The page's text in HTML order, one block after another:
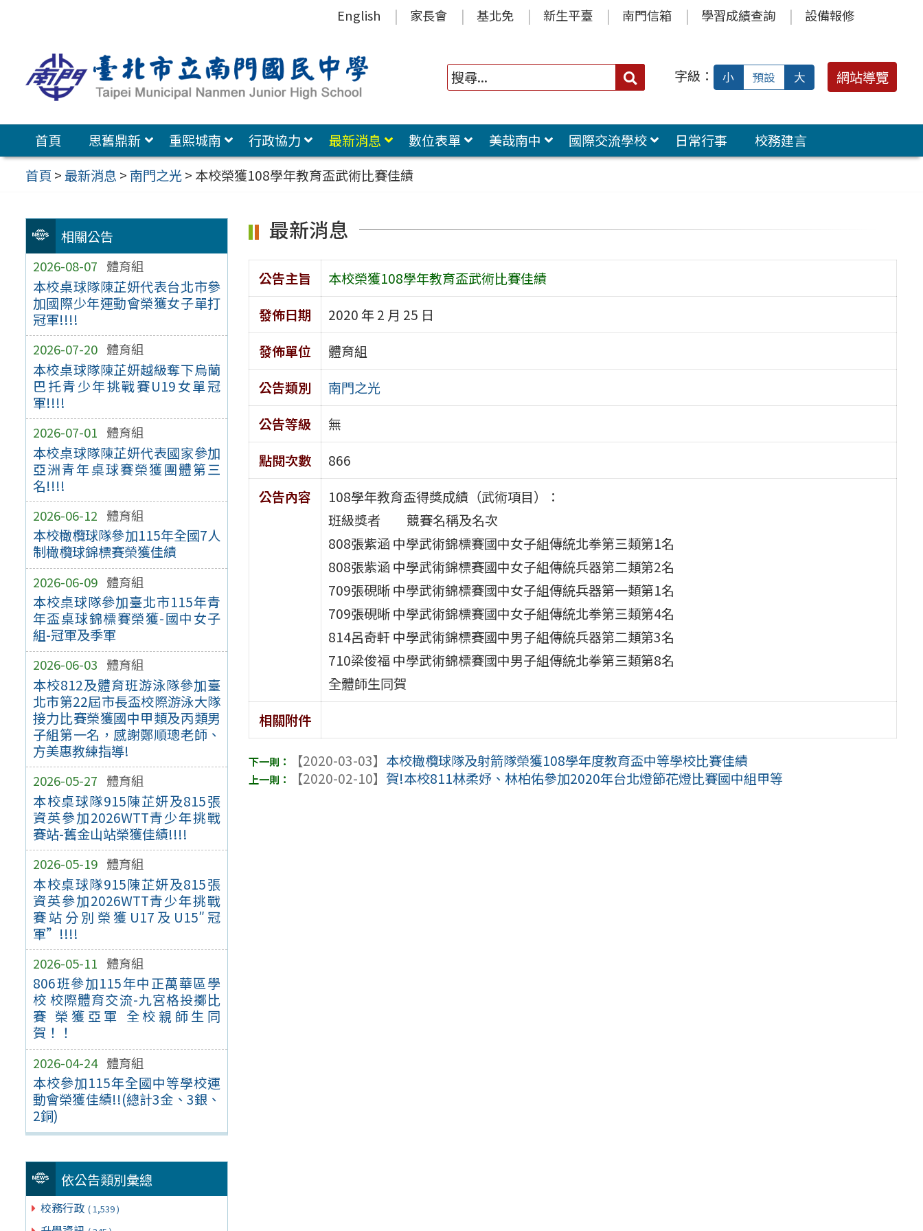
容
區
English 家長會 基北免 新生平臺 南門信箱 學習成績查詢 設備報修
搜
字級： 小 預設 大 網站導覽
首頁 思舊鼎新 重熙城南 行政協力 最新消息 數位表單 美哉南中 國際交流學校 日常行事
校務建言
首頁 >最新消息 >南門之光> 本校榮獲108學年教育盃武術比賽佳績
相關公告
2026-08-07 體育組
本校桌球隊陳芷妍代表台北市參
加國際少年運動會榮獲女子單打
冠軍!!!!
2026-07-20 體育組
本校桌球隊陳芷妍越級奪下烏蘭
巴托青少年挑戰賽U19女單冠
軍!!!!
2026-07-01 體育組
本校桌球隊陳芷妍代表國家參加
亞洲青年桌球賽榮獲團體第三
名!!!!
2026-06-12 體育組
本校橄欖球隊參加115年全國7人
制橄欖球錦標賽榮獲佳績
2026-06-09 體育組
本校桌球隊參加臺北市115年青
年盃桌球錦標賽榮獲-國中女子
組-冠軍及季軍
2026-06-03 體育組
本校812及體育班游泳隊參加臺
北市第22屆市長盃校際游泳大隊
接力比賽榮獲國中甲類及丙類男
子組第一名，感謝鄭順璁老師、
方美惠教練指導!
2026-05-27 體育組
本校桌球隊915陳芷妍及815張
資英參加2026WTT青少年挑戰
賽站-舊金山站榮獲佳績!!!!
2026-05-19 體育組
本校桌球隊915陳芷妍及815張
資英參加2026WTT青少年挑戰
賽站分別榮獲U17及U15″冠
軍”!!!!
2026-05-11 體育組
806班參加115年中正萬華區學
校 校際體育交流-九宮格投擲比
賽 榮獲亞軍 全校親師生同
賀！！
2026-04-24 體育組
本校參加115年全國中等學校運
動會榮獲佳績!!(總計3金、3銀、
2銅)
依公告類別彙總
校務行政 ( 1,539 )
最新消息
公告主旨
本校榮獲108學年教育盃武術比賽佳績
發佈日期
2020 年 2 月 25 日
發佈單位
體育組
公告類別
南門之光
公告等級
無
點閱次數
866
公告內容
108學年教育盃得獎成績（武術項目）：
班級獎者 競賽名稱及名次
808張紫涵 中學武術錦標賽國中女子組傳統北拳第三類第1名
808張紫涵 中學武術錦標賽國中女子組傳統兵器第二類第2名
709張硯晰 中學武術錦標賽國中女子組傳統兵器第一類第1名
709張硯晰 中學武術錦標賽國中女子組傳統北拳第三類第4名
814呂奇軒 中學武術錦標賽國中男子組傳統兵器第二類第3名
710梁俊福 中學武術錦標賽國中男子組傳統北拳第三類第8名
全體師生同賀
相關附件
【2020-03-03】 本校橄欖球隊及射箭隊榮獲108學年度教育盃中等學校比賽佳績
【2020-02-10】 賀!本校811林柔妤、林柏佑參加2020年台北燈節花燈比賽國中組甲等